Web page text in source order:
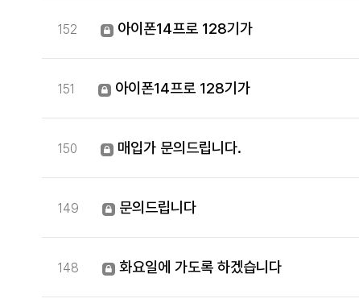
152 아이폰14프로 128기가
151 아이폰14프로 128기가
150 매입가 문의드립니다.
149 문의드립니다
148 화요일에 가도록 하겠습니다